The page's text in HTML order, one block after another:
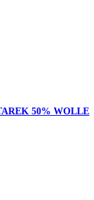
50% WOLLE